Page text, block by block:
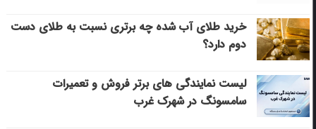
خرید طلای آب شده چه برتری نسبت به طلای دست
دوم دارد؟
لیست نمایندگی های برتر فروش و تعمیرات
سامسونگ در شهرک غرب